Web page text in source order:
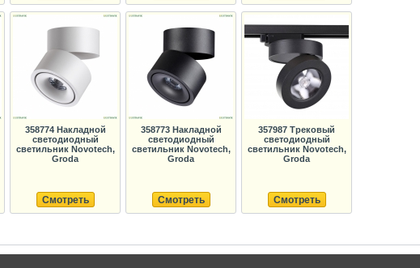
358774 Накладной
светодиодный
светильник Novotech,
Groda
Смотреть
358773 Накладной
светодиодный
светильник Novotech,
Groda
Смотреть
357987 Трековый
светодиодный
светильник Novotech,
Groda
Смотреть